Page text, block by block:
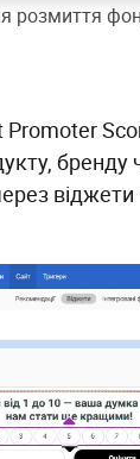
розмиття
Promoter